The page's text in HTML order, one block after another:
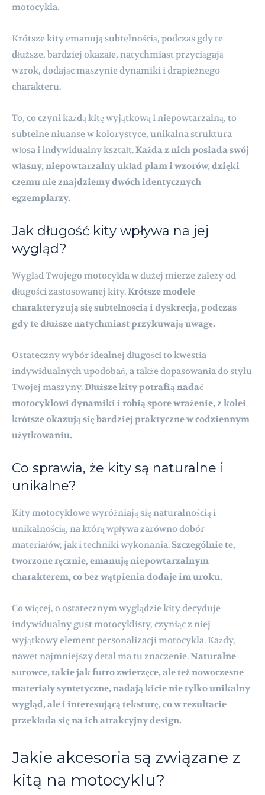
motocykla.
Krótsze kity emanują subtelnością, podczas gdy te
dłuższe, bardziej okazałe, natychmiast przyciągają
wzrok, dodając maszynie dynamiki i drapieżnego
charakteru.
To, co czyni każdą kitę wyjątkową i niepowtarzalną, to
subtelne niuanse w kolorystyce, unikalna struktura
włosa i indywidualny kształt.Każda z nich posiada swój
własny, niepowtarzalny układ plam i wzorów, dzięki
czemu nie znajdziemy dwóch identycznych
egzemplarzy.
Jak długość kity wpływa na jej
wygląd?
Wygląd Twojego motocykla w dużej mierze zależy od
długości zastosowanej kity.Krótsze modele
charakteryzują się subtelnością i dyskrecją, podczas
gdy te dłuższe natychmiast przykuwają uwagę.
Ostateczny wybór idealnej długości to kwestia
indywidualnych upodobań, a także dopasowania do stylu
Twojej maszyny.Dłuższe kity potrafią nadać
motocyklowi dynamiki i robią spore wrażenie, z kolei
krótsze okazują się bardziej praktyczne w codziennym
użytkowaniu.
Co sprawia, że kity są naturalne i
unikalne?
Kity motocyklowe wyróżniają się naturalnością i
unikalnością, na którą wpływa zarówno dobór
materiałów, jak i techniki wykonania.Szczególnie te,
tworzone ręcznie, emanują niepowtarzalnym
charakterem, co bez wątpienia dodaje im uroku.
Co więcej, o ostatecznym wyglądzie kity decyduje
indywidualny gust motocyklisty, czyniąc z niej
wyjątkowy element personalizacji motocykla. Każdy,
nawet najmniejszy detal ma tu znaczenie.Naturalne
surowce, takie jak futro zwierzęce, ale też nowoczesne
materiały syntetyczne, nadają kicie nie tylko unikalny
wygląd, ale i interesującą teksturę, co w rezultacie
przekłada się na ich atrakcyjny design.
Jakie akcesoria są związane z
kitą na motocyklu?